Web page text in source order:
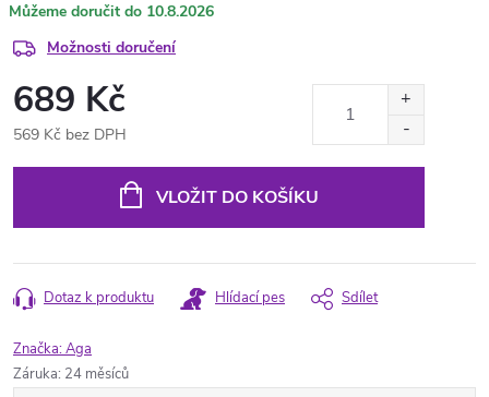
10.8.2026
Možnosti doručení
689 Kč
569 Kč bez DPH
VLOŽIT DO KOŠÍKU
Dotaz k produktu Hlídací pes Sdílet
Značka:Aga
Záruka: 24 měsíců